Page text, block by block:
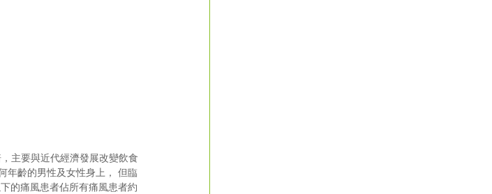
主要與近代經濟發展改變飲食
年齡的男性及女性身上， 但臨
的痛風患者佔所有痛風患者約